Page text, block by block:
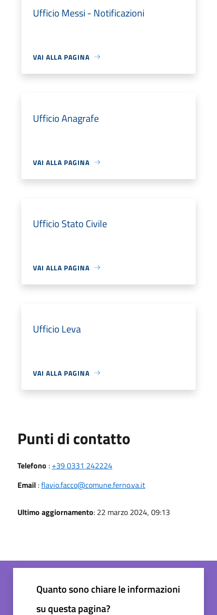
Ufficio Messi - Notificazioni
VAI ALLA PAGINA
Ufficio Anagrafe
VAI ALLA PAGINA
Ufficio Stato Civile
VAI ALLA PAGINA
Ufficio Leva
VAI ALLA PAGINA
Punti di contatto
Telefono : +39 0331 242224
Email :flavio.facco@comune.ferno.va.it
Ultimo aggiornamento: 22 marzo 2024, 09:13
Quanto sono chiare le informazioni
su questa pagina?